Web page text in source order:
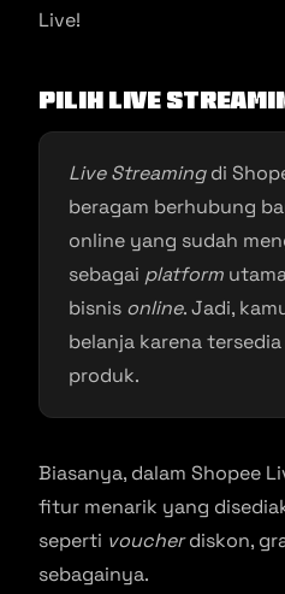
Live!
Pilih Live
Live Streamingdi
beragam berhubung
online yang sudah
sebagai platform
bisnis online. Jadi,
belanja karena
produk.
Biasanya, dalam Shopee
fitur menarik yang
seperti voucherdiskon,
sebagainya.